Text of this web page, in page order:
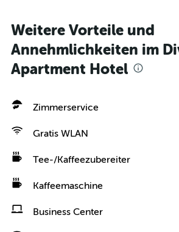
Weitere Vorteile und
Annehmlichkeiten im
Apartment Hotel
Zimmerservice
Gratis WLAN
Tee-/Kaffeezubereiter
Kaffeemaschine
Business Center